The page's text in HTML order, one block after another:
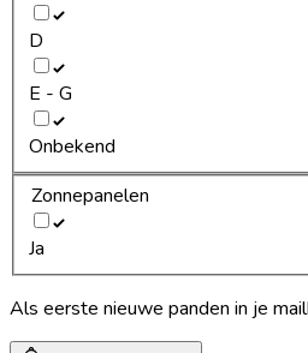
D
E - G
Onbekend
Zonnepanelen
Ja
Als eerste nieuwe panden in je